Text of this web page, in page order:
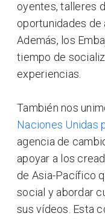
oyentes, talleres
oportunidades
Además, los
tiempo de
experiencias.
También nos
Naciones Unidas
agencia de
apoyar a los
de Asia-Pacífico
social y abordar
sus vídeos. Esta